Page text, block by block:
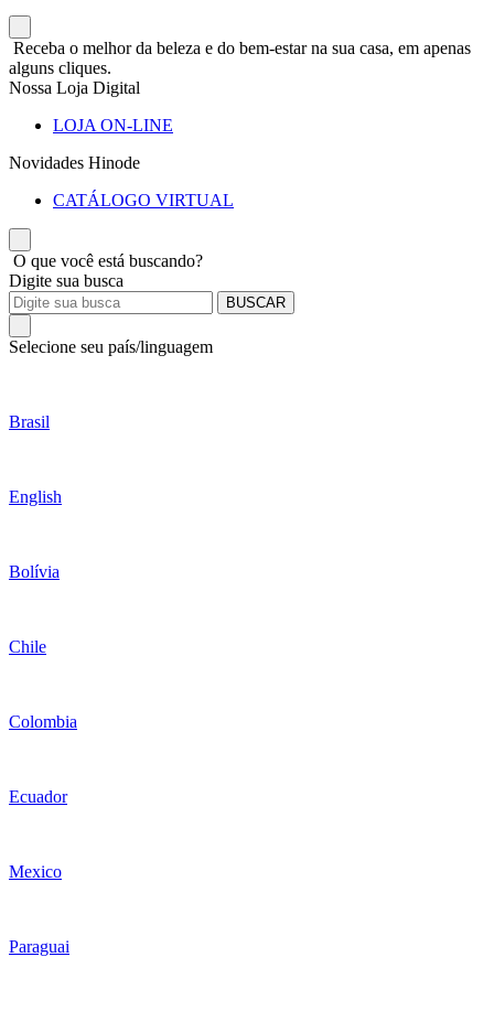
Receba o melhor da beleza e do bem-estar na sua casa, em apenas
alguns cliques.
Nossa Loja Digital
LOJA ON-LINE
Novidades Hinode
CATÁLOGO VIRTUAL
O que você está buscando?
Digite sua busca
BUSCAR
Selecione seu país/linguagem
Brasil
English
Bolívia
Chile
Colombia
Ecuador
Mexico
Paraguai